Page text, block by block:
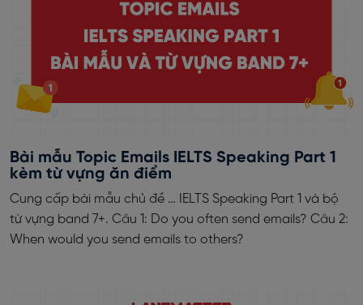
Bài mẫu Topic Emails IELTS Speaking Part 1
kèm từ vựng ăn điểm
Cung cấp bài mẫu chủ đề … IELTS Speaking Part 1 và bộ
từ vựng band 7+. Câu 1: Do you often send emails? Câu 2:
When would you send emails to others?